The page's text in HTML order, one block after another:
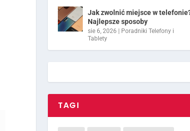
Jak zwolnić miejsce w
Najlepsze sposoby
sie 6, 2026 | Poradniki Telefony i
Tablety
TAGI